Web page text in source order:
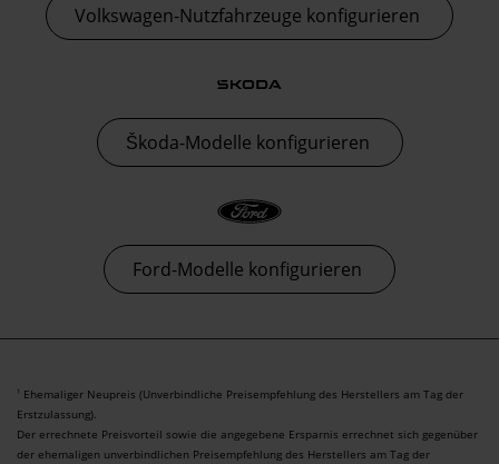
Volkswagen-Nutzfahrzeuge konfigurieren
Škoda-Modelle konfigurieren
Ford-Modelle konfigurieren
1 Ehemaliger Neupreis (Unverbindliche Preisempfehlung des Herstellers am Tag der
Erstzulassung).
Der errechnete Preisvorteil sowie die angegebene Ersparnis errechnet sich gegenüber
der ehemaligen unverbindlichen Preisempfehlung des Herstellers am Tag der